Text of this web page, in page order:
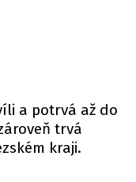
a potrvá až do
trvá
kraji.